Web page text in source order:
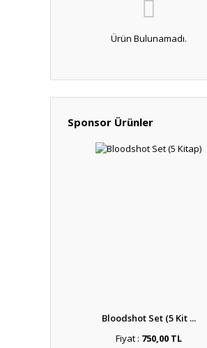
Ürün Bulunamadı.
Sponsor Ürünler
Bloodshot Set (5 Kit ...
Fiyat : 750,00 TL